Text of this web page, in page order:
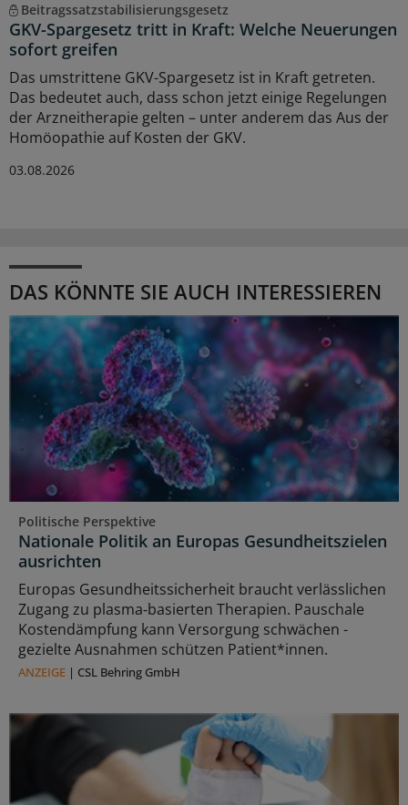
Beitragssatzstabilisierungsgesetz
GKV-Spargesetz tritt in Kraft: Welche Neuerungen
sofort greifen
Das umstrittene GKV-Spargesetz ist in Kraft getreten.
Das bedeutet auch, dass schon jetzt einige Regelungen
der Arzneitherapie gelten – unter anderem das Aus der
Homöopathie auf Kosten der GKV.
03.08.2026
DAS KÖNNTE SIE AUCH INTERESSIEREN
Politische Perspektive
Nationale Politik an Europas Gesundheitszielen
ausrichten
Europas Gesundheitssicherheit braucht verlässlichen
Zugang zu plasma‑basierten Therapien. Pauschale
Kostendämpfung kann Versorgung schwächen -
gezielte Ausnahmen schützen Patient*innen.
ANZEIGE | CSL Behring GmbH